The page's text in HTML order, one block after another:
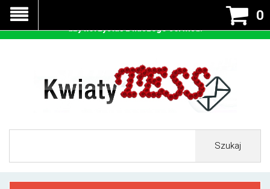
0
Szukaj
Nasza strona korzysta z cookies - czyli tzw ciastek w celu
prawidłowego działania. Zaakceptuj przyjmowanie cookies
aby korzystać z naszego serwisu.